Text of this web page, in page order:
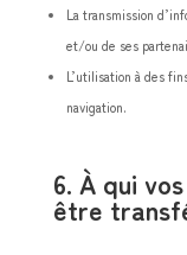
La transmission
et/ou de ses
L’utilisation à des
navigation.
6. À qui
être